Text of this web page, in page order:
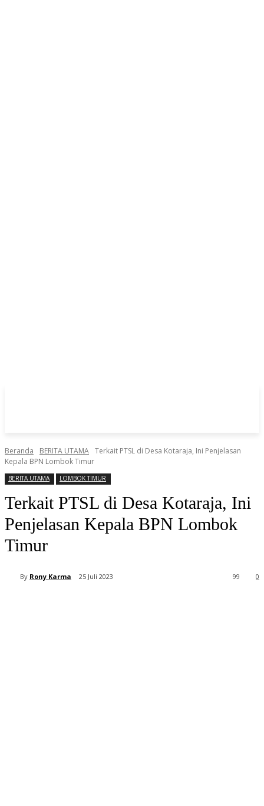
Beranda BERITA UTAMA Terkait PTSL di Desa Kotaraja, Ini Penjelasan
Kepala BPN Lombok Timur
BERITA UTAMA LOMBOK TIMUR
Terkait PTSL di Desa Kotaraja, Ini
Penjelasan Kepala BPN Lombok
Timur
By Rony Karma 25 Juli 2023 0
99